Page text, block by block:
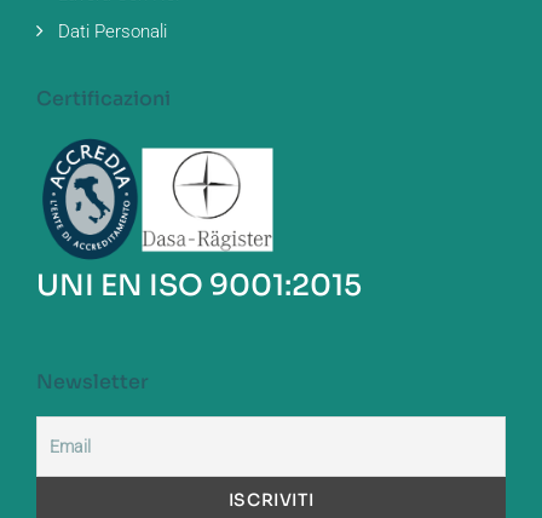
Dati Personali
Certificazioni
UNI EN ISO 9001:2015
Newsletter